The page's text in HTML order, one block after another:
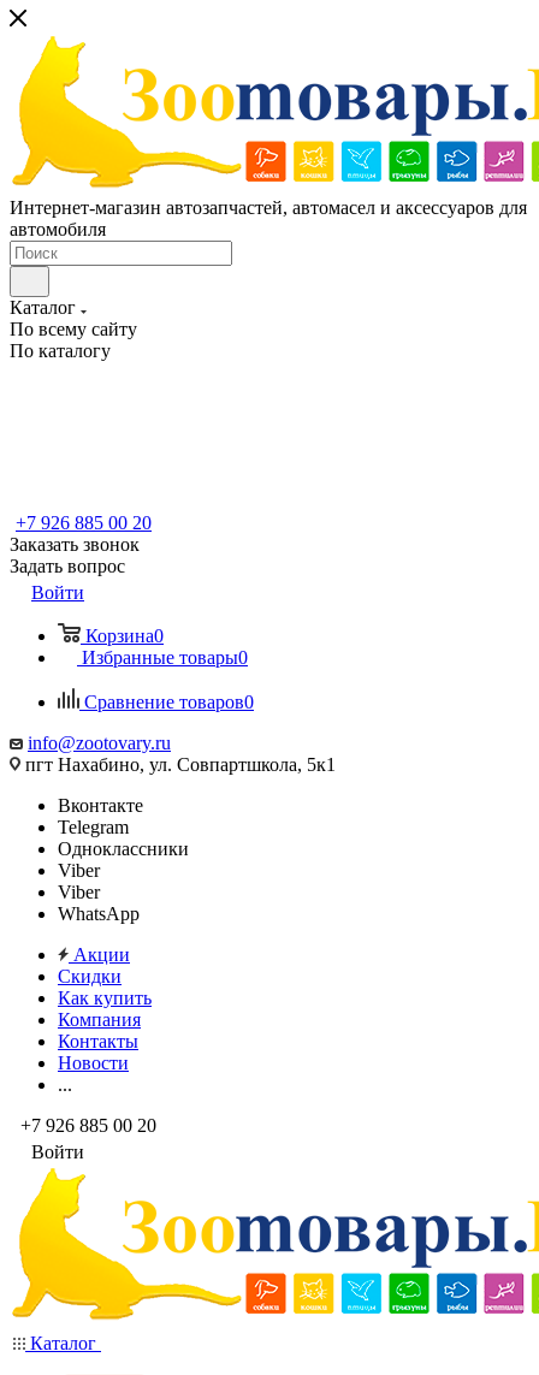
Интернет-магазин автозапчастей, автомасел и аксессуаров для
автомобиля
Каталог
По всему сайту
По каталогу
+7 926 885 00 20
Заказать звонок
Задать вопрос
Войти
Корзина0
Избранные товары0
Сравнение товаров0
info@zootovary.ru
пгт Нахабино, ул. Совпартшкола, 5к1
Вконтакте
Telegram
Одноклассники
Viber
Viber
WhatsApp
Акции
Скидки
Как купить
Компания
Контакты
Новости
...
+7 926 885 00 20
Войти
Каталог